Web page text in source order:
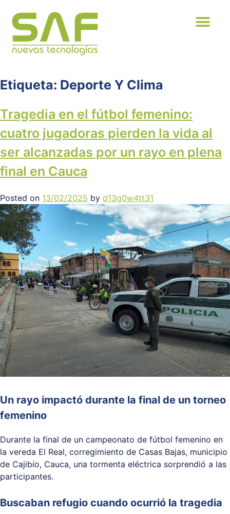
Etiqueta: Deporte Y Clima
Tragedia en el fútbol femenino:
cuatro jugadoras pierden la vida al
ser alcanzadas por un rayo en plena
final en Cauca
Posted on 13/02/2025 by d13g0w4tt31
Un rayo impactó durante la final de un torneo
femenino
Durante la final de un campeonato de fútbol femenino en
la vereda El Real, corregimiento de Casas Bajas, municipio
de Cajibío, Cauca, una tormenta eléctrica sorprendió a las
participantes.
Buscaban refugio cuando ocurrió la tragedia